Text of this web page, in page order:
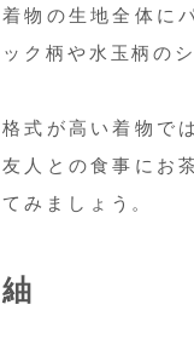
着物の生地全体に
ック柄や水玉柄の
格式が高い着物で
友人との食事にお
てみましょう。
紬